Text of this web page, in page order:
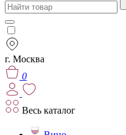
г. Москва
0
Весь каталог